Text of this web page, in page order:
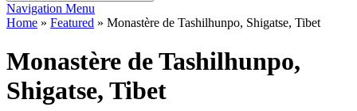
Navigation Menu
Home » Featured » Monastère de Tashilhunpo, Shigatse, Tibet
Monastère de Tashilhunpo,
Shigatse, Tibet